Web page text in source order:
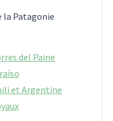
la Patagonie
del Paine
et Argentine